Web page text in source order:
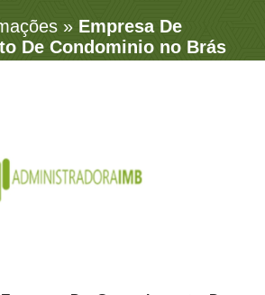
» Empresa De
De Condominio no Brás